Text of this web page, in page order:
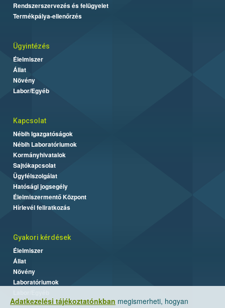
Adatkezelési tájékoztatónkban megismerheti, hogyan
Rendszerszervezés és felügyelet
Termékpálya-ellenőrzés
Ügyintézés
Élelmiszer
Állat
Növény
Labor/Egyéb
Kapcsolat
Nébih Igazgatóságok
Nébih Laboratóriumok
Kormányhivatalok
Sajtókapcsolat
Ügyfélszolgálat
Hatósági jogsegély
Élelmiszermentő Központ
Hírlevél feliratkozás
Gyakori kérdések
Élelmiszer
Állat
Növény
Laboratóriumok